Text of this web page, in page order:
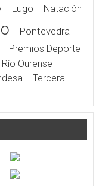
Lugo Natación
Pontevedra
Premios Deporte
Río Ourense
Tercera